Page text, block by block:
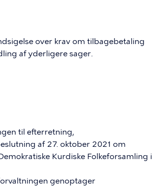
over krav om tilbagebetaling
af yderligere sager.
til efterretning,
af 27. oktober 2021 om
Kurdiske Folkeforsamling i
genoptager